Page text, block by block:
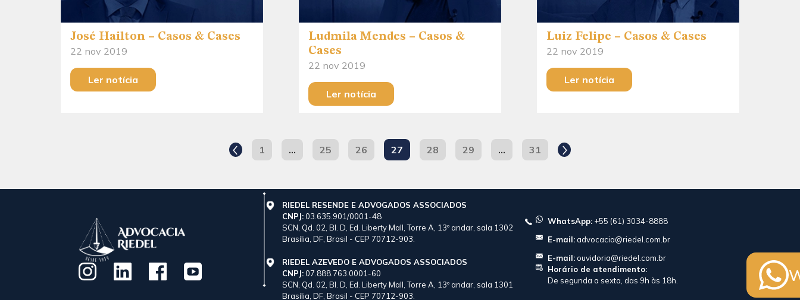
José Hailton – Casos & Cases
22 nov 2019
Ler notícia
Ludmila Mendes – Casos &
Cases
22 nov 2019
Ler notícia
Luiz Felipe – Casos & Cases
22 nov 2019
Ler notícia
1 … 25 26 27 28 29 … 31
RIEDEL RESENDE E ADVOGADOS ASSOCIADOS
CNPJ:03.635.901/0001-48
SCN, Qd. 02, Bl. D, Ed. Liberty Mall, Torre A, 13º andar, sala 1302
Brasília, DF, Brasil - CEP 70712-903.
RIEDEL AZEVEDO E ADVOGADOS ASSOCIADOS
CNPJ:07.888.763.0001-60
SCN, Qd. 02, Bl. D, Ed. Liberty Mall, Torre A, 13º andar, sala 1301
Brasília, DF, Brasil - CEP 70712-903.
WhatsApp: +55 (61) 3034-8888
E-mail:advocacia@riedel.com.br
E-mail:ouvidoria@riedel.com.br
Horário de atendimento:
De segunda a sexta, das 9h às 18h.